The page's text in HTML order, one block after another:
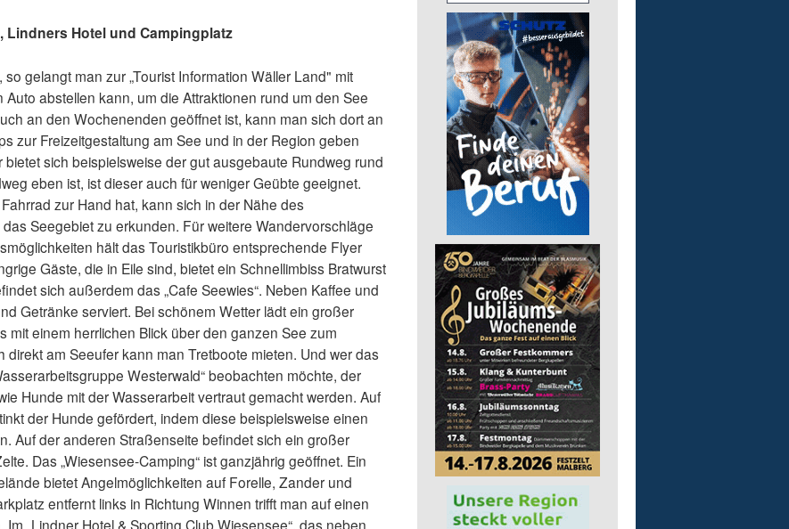
Lindners Hotel und Campingplatz
so gelangt man zur „Tourist Information Wäller Land" mit
abstellen kann, um die Attraktionen rund um den See
an den Wochenenden geöffnet ist, kann man sich dort an
zur Freizeitgestaltung am See und in der Region geben
sich beispielsweise der gut ausgebaute Rundweg rund
eben ist, ist dieser auch für weniger Geübte geeignet.
zur Hand hat, kann sich in der Nähe des
Seegebiet zu erkunden. Für weitere Wandervorschläge
hält das Touristikbüro entsprechende Flyer
Gäste, die in Eile sind, bietet ein Schnellimbiss Bratwurst
sich außerdem das „Cafe Seewies“. Neben Kaffee und
Getränke serviert. Bei schönem Wetter lädt ein großer
mit einem herrlichen Blick über den ganzen See zum
direkt am Seeufer kann man Tretboote mieten. Und wer das
Westerwald“ beobachten möchte, der
Hunde mit der Wasserarbeit vertraut gemacht werden. Auf
der Hunde gefördert, indem diese beispielsweise einen
Auf der anderen Straßenseite befindet sich ein großer
Das „Wiesensee-Camping“ ist ganzjährig geöffnet. Ein
bietet Angelmöglichkeiten auf Forelle, Zander und
entfernt links in Richtung Winnen trifft man auf einen
„Lindner Hotel & Sporting Club Wiesensee“, das neben